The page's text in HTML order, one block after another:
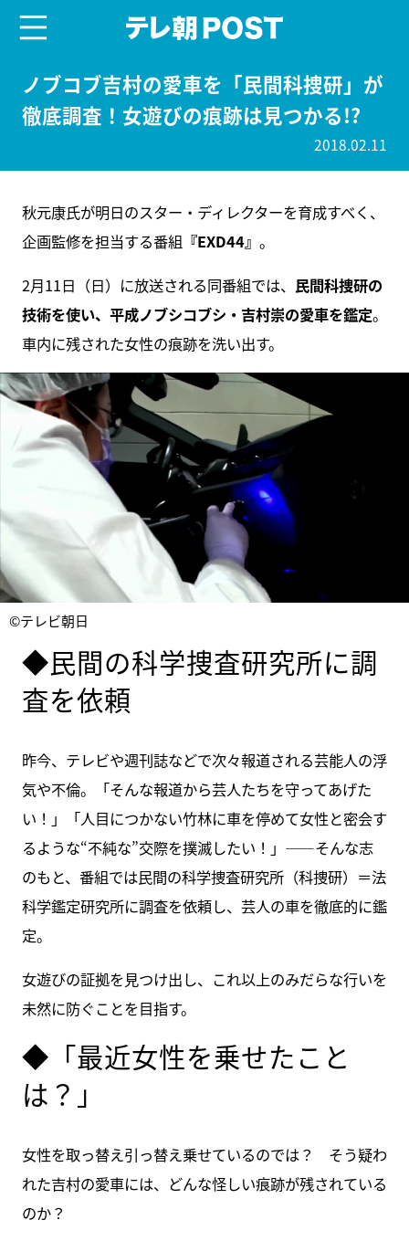
ノブコブ吉村の愛車を「民間科捜研」が
徹底調査！女遊びの痕跡は見つかる!?
2018.02.11
秋元康氏が明日のスター・ディレクターを育成すべく、
企画監修を担当する番組 『EXD44』 。
2月11日（日）に放送される同番組では、 民間科捜研の
技術を使い、平成ノブシコブシ・吉村崇の愛車を鑑定。
車内に残された女性の痕跡を洗い出す。
©テレビ朝日
◆民間の科学捜査研究所に調
査を依頼
昨今、テレビや週刊誌などで次々報道される芸能人の浮
気や不倫。「そんな報道から芸人たちを守ってあげた
い！」「人目につかない竹林に車を停めて女性と密会す
るような“不純な”交際を撲滅したい！」――そんな志
のもと、番組では民間の科学捜査研究所（科捜研）＝法
科学鑑定研究所に調査を依頼し、芸人の車を徹底的に鑑
定。
女遊びの証拠を見つけ出し、これ以上のみだらな行いを
未然に防ぐことを目指す。
◆「最近女性を乗せたこと
は？」
女性を取っ替え引っ替え乗せているのでは？ そう疑わ
れた吉村の愛車には、どんな怪しい痕跡が残されている
のか？